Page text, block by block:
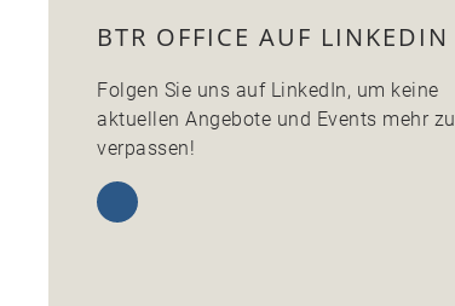
BTR OFFICE AUF LINKEDIN
Folgen Sie uns auf LinkedIn, um keine
aktuellen Angebote und Events mehr zu
verpassen!